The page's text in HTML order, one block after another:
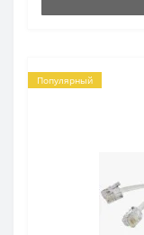
Популярный